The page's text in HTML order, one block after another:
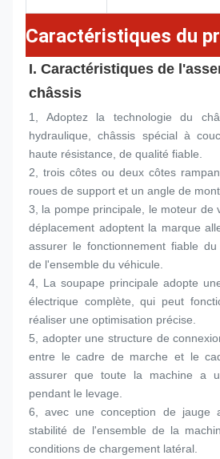
Caractéristiques du
I. Caractéristiques de
châssis
1, Adoptez la technologie du
hydraulique, châssis spécial à
haute résistance, de qualité fiable.
2, trois côtes ou deux côtes
roues de support et un angle de
3, la pompe principale, le moteur de
déplacement adoptent la marque
assurer le fonctionnement fiable
de l'ensemble du véhicule.
4, La soupape principale adopte
électrique complète, qui peut
réaliser une optimisation précise.
5, adopter une structure de
entre le cadre de marche et le
assurer que toute la machine a
pendant le levage.
6, avec une conception de jauge
stabilité de l'ensemble de la
conditions de chargement latéral.